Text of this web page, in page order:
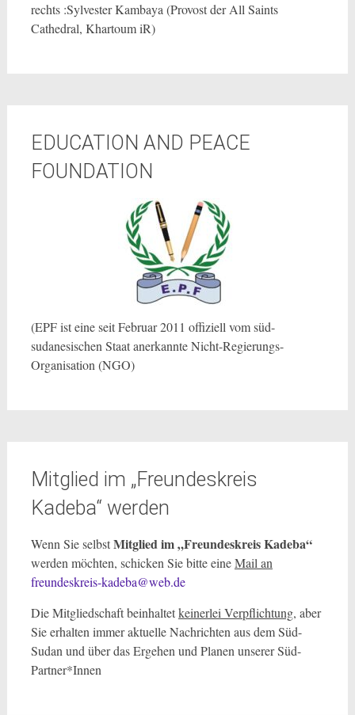
rechts :Sylvester Kambaya (Provost der All Saints
Cathedral, Khartoum iR)
EDUCATION AND PEACE
FOUNDATION
(EPF ist eine seit Februar 2011 offiziell vom süd-
sudanesischen Staat anerkannte Nicht-Regierungs-
Organisation (NGO)
Mitglied im „Freundeskreis
Kadeba“ werden
Wenn Sie selbstMitglied im „Freundeskreis Kadeba“
werden möchten, schicken Sie bitte eineMail an
freundeskreis-kadeba@web.de
Die Mitgliedschaft beinhaltetkeinerlei Verpflichtung, aber
Sie erhalten immer aktuelle Nachrichten aus dem Süd-
Sudan und über das Ergehen und Planen unserer Süd-
Partner*Innen